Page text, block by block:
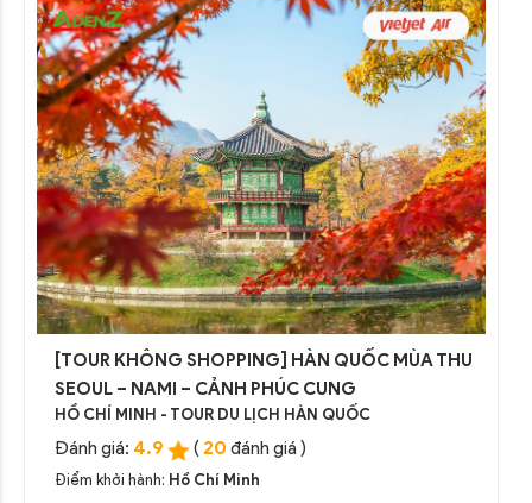
[TOUR KHÔNG SHOPPING] HÀN QUỐC MÙA THU
SEOUL – NAMI – CẢNH PHÚC CUNG
HỒ CHÍ MINH - TOUR DU LỊCH HÀN QUỐC
Đánh giá: 4.9 ( 20 đánh giá )
Điểm khởi hành: Hồ Chí Minh